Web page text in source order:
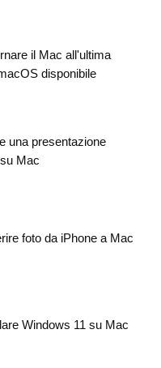
il Mac all'ultima
disponibile
una presentazione
Mac
foto da iPhone a Mac
Windows 11 su Mac